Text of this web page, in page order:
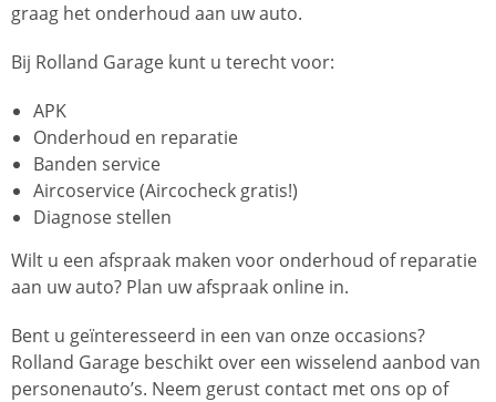
graag het onderhoud aan uw auto.
Bij Rolland Garage kunt u terecht voor:
APK
Onderhoud en reparatie
Banden service
Aircoservice (Aircocheck gratis!)
Diagnose stellen
Wilt u een afspraak maken voor onderhoud of reparatie
aan uw auto? Plan uw afspraak online in.
Bent u geïnteresseerd in een van onze occasions?
Rolland Garage beschikt over een wisselend aanbod van
personenauto’s. Neem gerust contact met ons op of